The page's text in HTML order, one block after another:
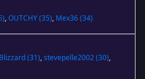
,OUTCHY(35), Mex36(34)
Blizzard(31),stevepelle2002(30),